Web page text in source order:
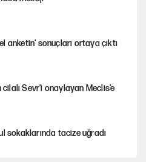
anketin' sonuçları ortaya çıktı
Sevr’i onaylayan Meclis’e
sokaklarında tacize uğradı